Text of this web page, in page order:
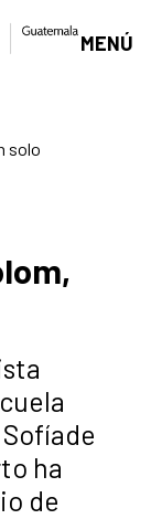
MENÚ
solo
ha
de